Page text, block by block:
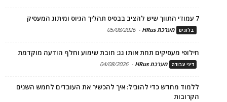
7 עמודי התווך שיש להציב בבסיס תהליך הגיוס ומיתוג המעסיק
בלוגים מערכת HRus -
05/08/2026
חילופי מעסיקים תחת אותו גג: חובת שימוע וחלף הודעה מוקדמת
דיני עבודה מערכת HRus -
04/08/2026
ללמוד מחדש כדי להוביל: איך להכשיר את העובדים לחמש השנים
הקרובות